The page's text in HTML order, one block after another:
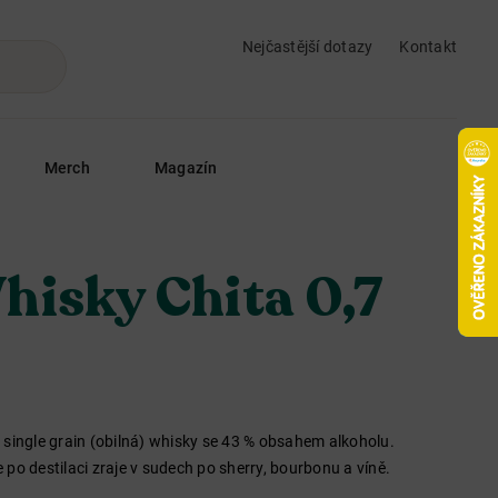
Nejčastější dotazy
Kontakt
Merch Magazín
Chita 0,7
grain (obilná) whisky se 43 % obsahem alkoholu.
destilaci zraje v sudech po sherry, bourbonu a víně.